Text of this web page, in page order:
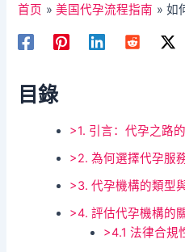
首页 美国代孕流程指南 如
目錄
>1. 引言：代孕之路
>2. 為何選擇代孕服
>3. 代孕機構的類型
>4. 評估代孕機構的
>4.1 法律合規